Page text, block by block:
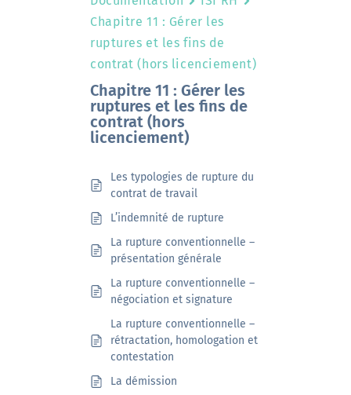
Chapitre 11 : Gérer les
ruptures et les fins de
contrat (hors licenciement)
Chapitre 11 : Gérer les
ruptures et les fins de
contrat (hors
licenciement)
Les typologies de rupture du
contrat de travail
L’indemnité de rupture
La rupture conventionnelle –
présentation générale
La rupture conventionnelle –
négociation et signature
La rupture conventionnelle –
rétractation, homologation et
contestation
La démission